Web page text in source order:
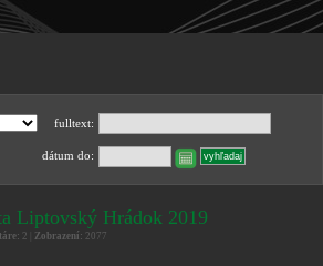
fulltext:
dátum do:
Liptovský Hrádok 2019
2 | Zobrazení: 2077